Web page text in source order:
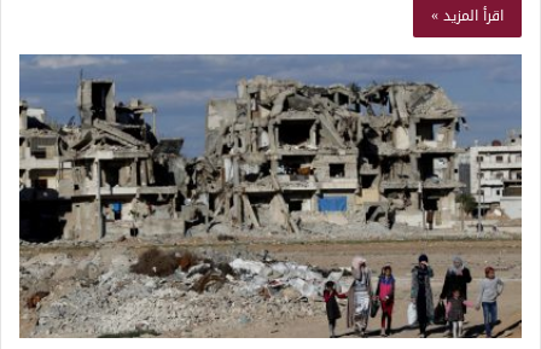
اقرأ المزيد »